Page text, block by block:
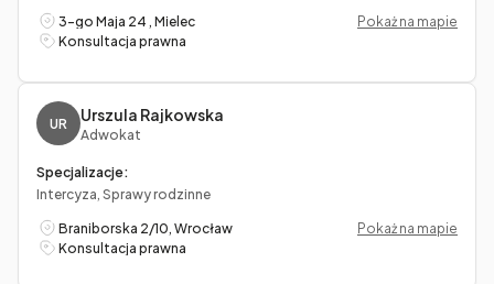
3-go Maja 24 , Mielec
Pokaż na mapie
Konsultacja prawna
UR Urszula Rajkowska
Adwokat
Specjalizacje:
Intercyza, Sprawy rodzinne
Braniborska 2/10, Wrocław
Pokaż na mapie
Konsultacja prawna